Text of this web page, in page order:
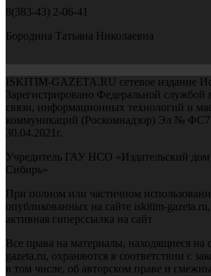
8(383-43) 2-06-41
Бородина Татьяна Николаевна
ISKITIM-GAZETA.RU сетевое издание
Зарегистрировано Федеральной службой
связи, информационных технологий и
коммуникаций (Роскомнадзор) Эл №
30.04.2021г.
Учредитель ГАУ НСО «Издательский дом
Сибирь»
При полном или частичном
опубликованных на сайте iskitim-gazeta.ru,
активная гиперссылка на сайт
Все права на материалы, находящиеся на
gazeta.ru, охраняются в соответствии с
в том числе, об авторском праве и